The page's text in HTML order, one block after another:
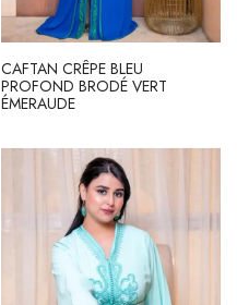
CAFTAN CRÊPE BLEU
PROFOND BRODÉ VERT
ÉMERAUDE